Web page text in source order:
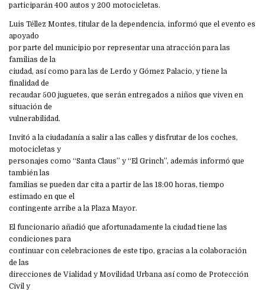
participarán 400 autos y 200 motocicletas.
Luis Téllez Montes, titular de la dependencia, informó que el evento es
apoyado
por parte del municipio por representar una atracción para las
familias de la
ciudad, así como para las de Lerdo y Gómez Palacio, y tiene la
finalidad de
recaudar 500 juguetes, que serán entregados a niños que viven en
situación de
vulnerabilidad.
Invitó a la ciudadanía a salir a las calles y disfrutar de los coches,
motocicletas y
personajes como “Santa Claus” y “El Grinch”, además informó que
también las
familias se pueden dar cita a partir de las 18:00 horas, tiempo
estimado en que el
contingente arribe a la Plaza Mayor.
El funcionario añadió que afortunadamente la ciudad tiene las
condiciones para
continuar con celebraciones de este tipo, gracias a la colaboración
de las
direcciones de Vialidad y Movilidad Urbana así como de Protección
Civil y